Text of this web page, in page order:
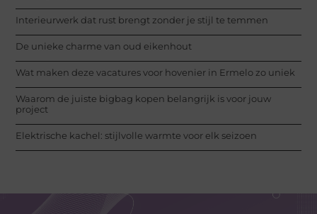
Interieurwerk dat rust brengt zonder je stijl te temmen
De unieke charme van oud eikenhout
Wat maken deze vacatures voor hovenier in Ermelo zo uniek
Waarom de juiste bigbag kopen belangrijk is voor jouw
project
Elektrische kachel: stijlvolle warmte voor elk seizoen